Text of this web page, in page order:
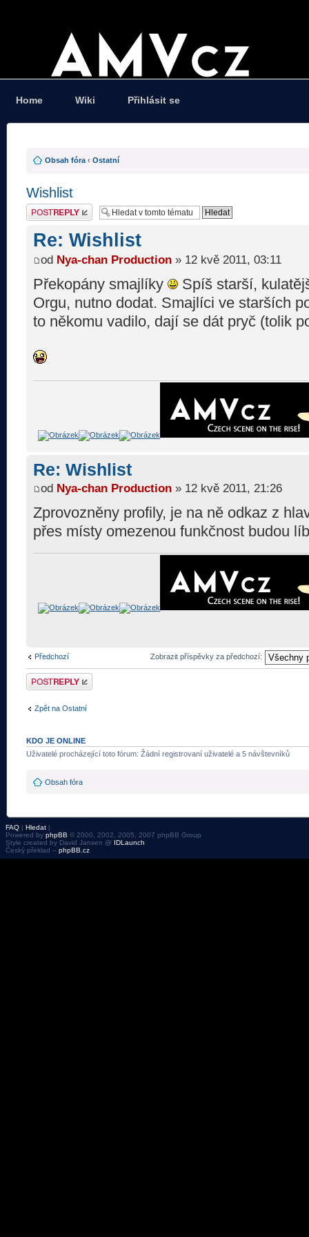
Home Wiki Přihlásit se
Obsah fóra ‹ Ostatní
Wishlist
Odeslat odpověď
Re: Wishlist
od Nya-chan Production » 12 kvě 2011, 03:11
Překopány smajlíky
Spíš starší,
Orgu, nutno dodat. Smajlíci ve starších
to někomu vadilo, dají se dát pryč (tolik
Re: Wishlist
od Nya-chan Production » 12 kvě 2011, 21:26
Zprovozněny profily, je na ně odkaz z
přes místy omezenou funkčnost budou
Předchozí Zobrazit příspěvky za předchozí:
Odeslat odpověď
Zpět na Ostatní
KDO JE ONLINE
Uživatelé procházející toto fórum: Žádní registrovaní uživatelé a 5 návštevníků
Obsah fóra
FAQ | Hledat |
Powered by phpBB © 2000, 2002, 2005, 2007 phpBB Group
Style created by David Jansen @ IDLaunch
Český překlad – phpBB.cz